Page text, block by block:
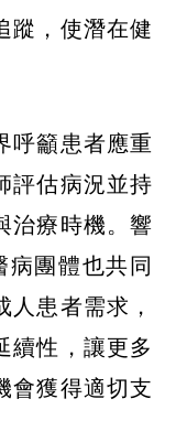
蹤，使潛在健
呼籲患者應重
評估病況並持
治療時機。響
病團體也共同
患者需求，
續性，讓更多
會獲得適切支